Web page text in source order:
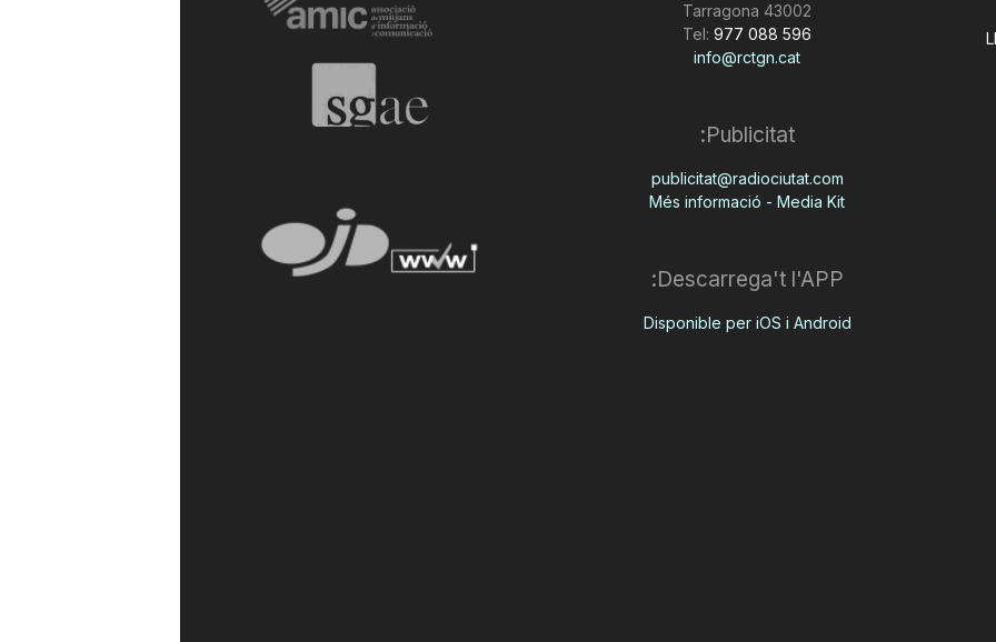
43002 Tarragona
Tel: 977 088 596
info@rctgn.cat
Publicitat:
publicitat@radiociutat.com
Més informació - Media Kit
Descarrega't l'APP:
Disponible per iOS i Android